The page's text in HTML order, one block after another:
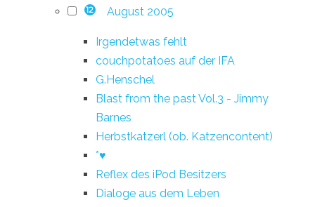
12 August 2005
Irgendetwas fehlt
couchpotatoes auf der IFA
G.Henschel
Blast from the past Vol.3 - Jimmy
Barnes
Herbstkatzerl (ob. Katzencontent)
*♥
Reflex des iPod Besitzers
Dialoge aus dem Leben